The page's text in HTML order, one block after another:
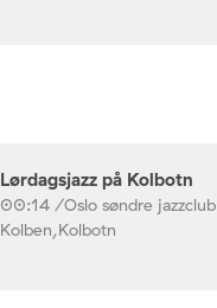
Lørdagsjazz på Kolbotn
00:14 /Oslo søndre
Kolben,Kolbotn